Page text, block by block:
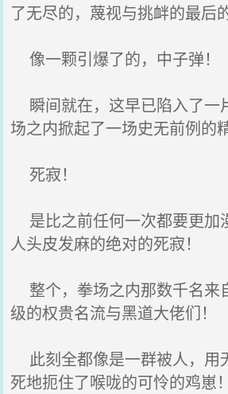
了无尽的，蔑视与挑衅的最后
像一颗引爆了的，中子弹！
瞬间就在，这早已陷入了一
场之内掀起了一场史无前例的
死寂！
是比之前任何一次都要更加
人头皮发麻的绝对的死寂！
整个，拳场之内那数千名来
级的权贵名流与黑道大佬们！
此刻全都像是一群被人，用
死地扼住了喉咙的可怜的鸡崽！